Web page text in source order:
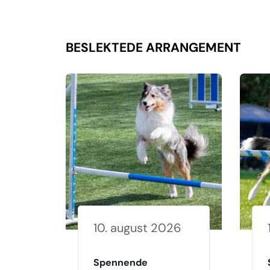
BESLEKTEDE ARRANGEMENT
10. august 2026
Spennende